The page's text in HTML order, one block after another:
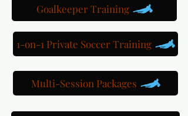
Goalkeeper Training
1-on-1 Private Soccer Training
Multi-Session Packages